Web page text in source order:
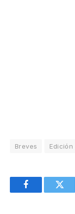
Breves Edición
Facebook